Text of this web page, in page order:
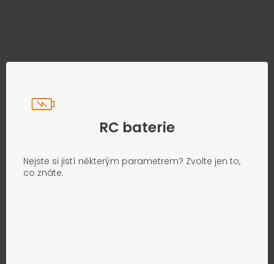
RC baterie
Nejste si jistí některým parametrem? Zvolte jen to,
co znáte.